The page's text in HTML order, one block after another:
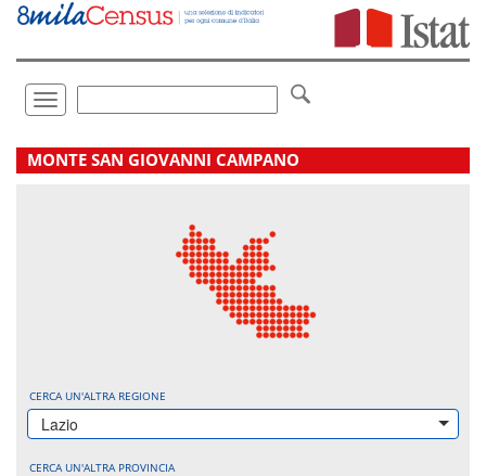
Vai
direttamente
Toggle
navigation
.
MONTE SAN GIOVANNI CAMPANO
CERCA UN'ALTRA REGIONE
Lazio
CERCA UN'ALTRA PROVINCIA